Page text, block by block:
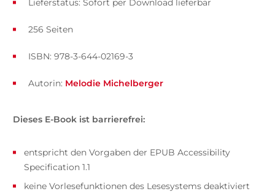
ISBN: 978-3-644-02169-3
256 Seiten
Autorin: Melodie Michelberger
Dieses E-Book ist barrierefrei:
entspricht den Vorgaben der EPUB Accessibility
Specification 1.1
keine Vorlesefunktionen des Lesesystems deaktiviert